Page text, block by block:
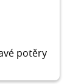
potěry